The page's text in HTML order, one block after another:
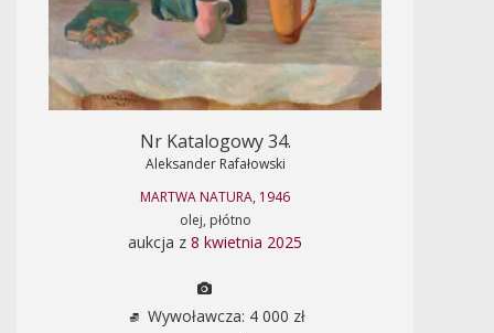
Nr Katalogowy 34.
Aleksander Rafałowski
MARTWA NATURA, 1946
olej, płótno
aukcja z 8 kwietnia 2025
Wywoławcza: 4 000 zł